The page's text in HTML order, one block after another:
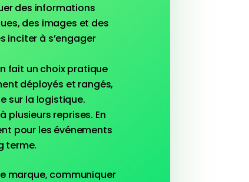
des informations
des images et des
inciter à s’engager
fait un choix pratique
déployés et rangés,
sur la logistique.
plusieurs reprises. En
pour les événements
terme.
marque, communiquer